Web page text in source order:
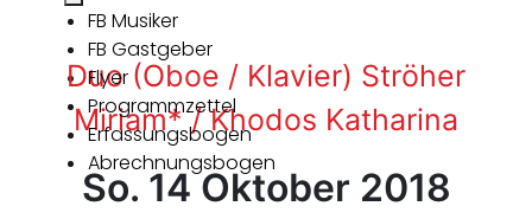
FB Musiker
FB Gastgeber
Flyer
Programmzettel
Erfassungsbogen
Abrechnungsbogen
Duo (Oboe / Klavier) Ströher
Miriam* / Khodos Katharina
So. 14 Oktober 2018